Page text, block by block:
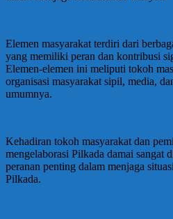
Elemen masyarakat terdiri dari
yang memiliki peran dan kontribusi
Elemen-elemen ini meliputi tokoh
organisasi masyarakat sipil, media,
umumnya.
Kehadiran tokoh masyarakat dan
mengelaborasi Pilkada damai sangat
peranan penting dalam menjaga
Pilkada.